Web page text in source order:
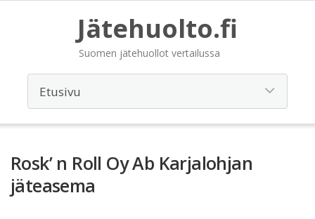
Jätehuolto.fi
Suomen jätehuollot vertailussa
Rosk’ n Roll Oy Ab Karjalohjan
jäteasema